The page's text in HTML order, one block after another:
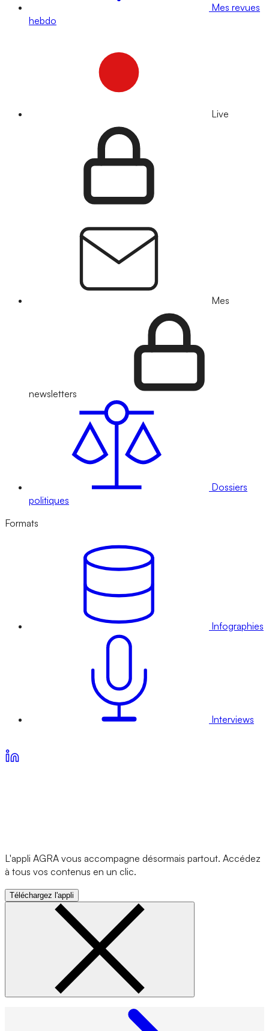
Mes revues
hebdo
Live
Mes
newsletters
Dossiers
politiques
Formats
Infographies
Interviews
L'appli AGRA vous accompagne désormais partout. Accédez
à tous vos contenus en un clic.
Téléchargez l'appli